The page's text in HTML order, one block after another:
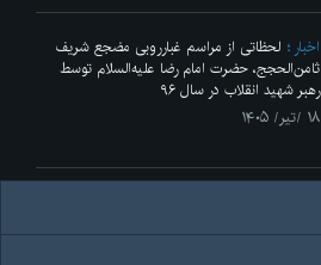
اخبار
لحظاتی از مراسم غبارروبی مضجع شریف
ثامن‌الحجج، حضرت امام رضا علیه‌السلام توسط
رهبر شهید انقلاب در سال ۹۶
۱۸ /تیر/ ۱۴۰۵